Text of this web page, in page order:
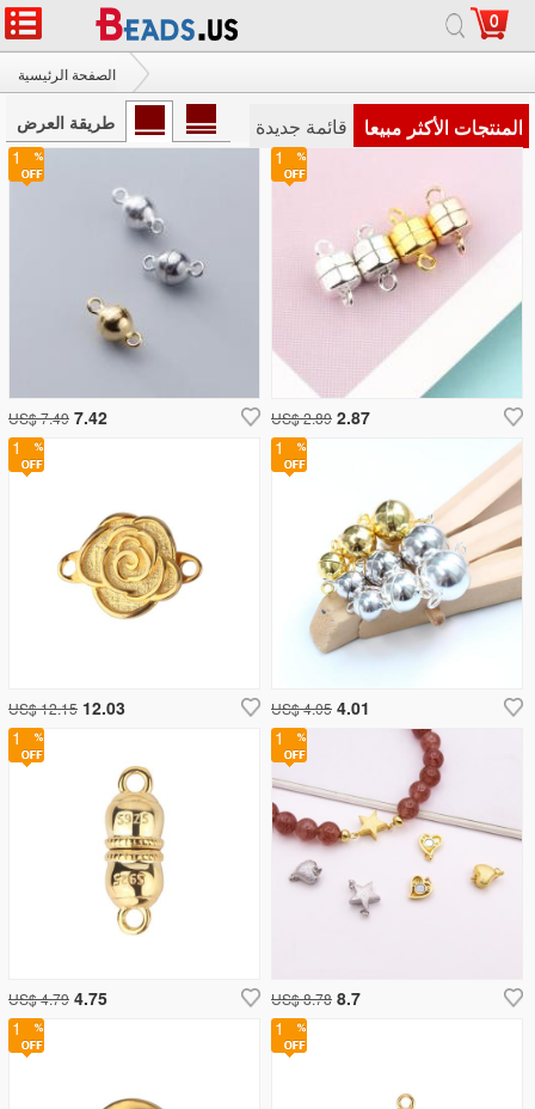
0
الصفحة الرئيسية
925 فضة المشبك المغناطيسي
طريقة العرض المنتجات الأكثر مبيعا قائمة جديدة
1
US$ 4.05 4.01
1
US$ 8.78 8.7
1
1
US$ 12.15 12.03
1
1
US$ 4.79 4.75
1
US$ 7.49 7.42
1
US$ 2.89 2.87